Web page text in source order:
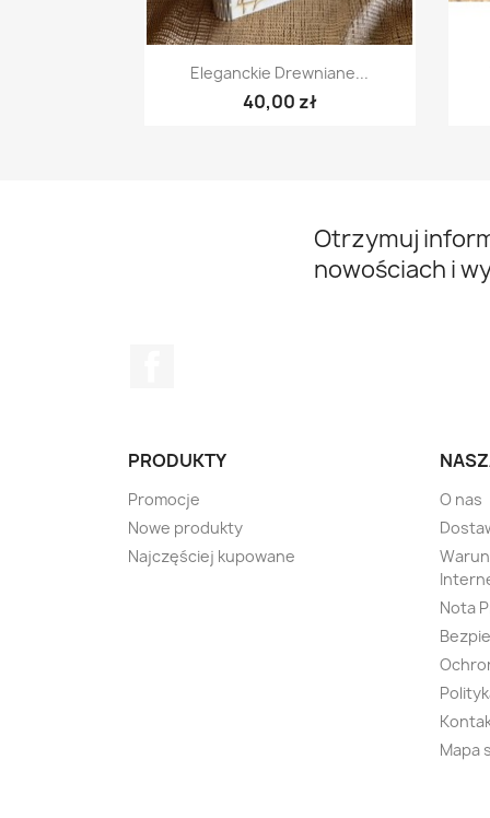
Szybki podgląd
Eleganckie Drewniane...
40,00 zł
Otrzymuj
nowościach i
PRODUKTY
Promocje
Nowe produkty
Najczęściej kupowane
O nas
Nota
Mapa